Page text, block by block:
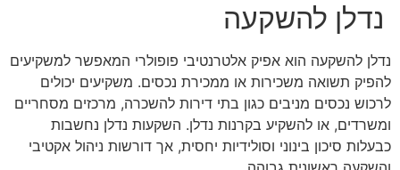
נדלן להשקעה
נדלן להשקעה הוא אפיק אלטרנטיבי פופולרי המאפשר למשקיעים
להפיק תשואה משכירות או ממכירת נכסים. משקיעים יכולים
לרכוש נכסים מניבים כגון בתי דירות להשכרה, מרכזים מסחריים
ומשרדים, או להשקיע בקרנות נדלן. השקעות נדלן נחשבות
כבעלות סיכון בינוני וסולידיות יחסית, אך דורשות ניהול אקטיבי